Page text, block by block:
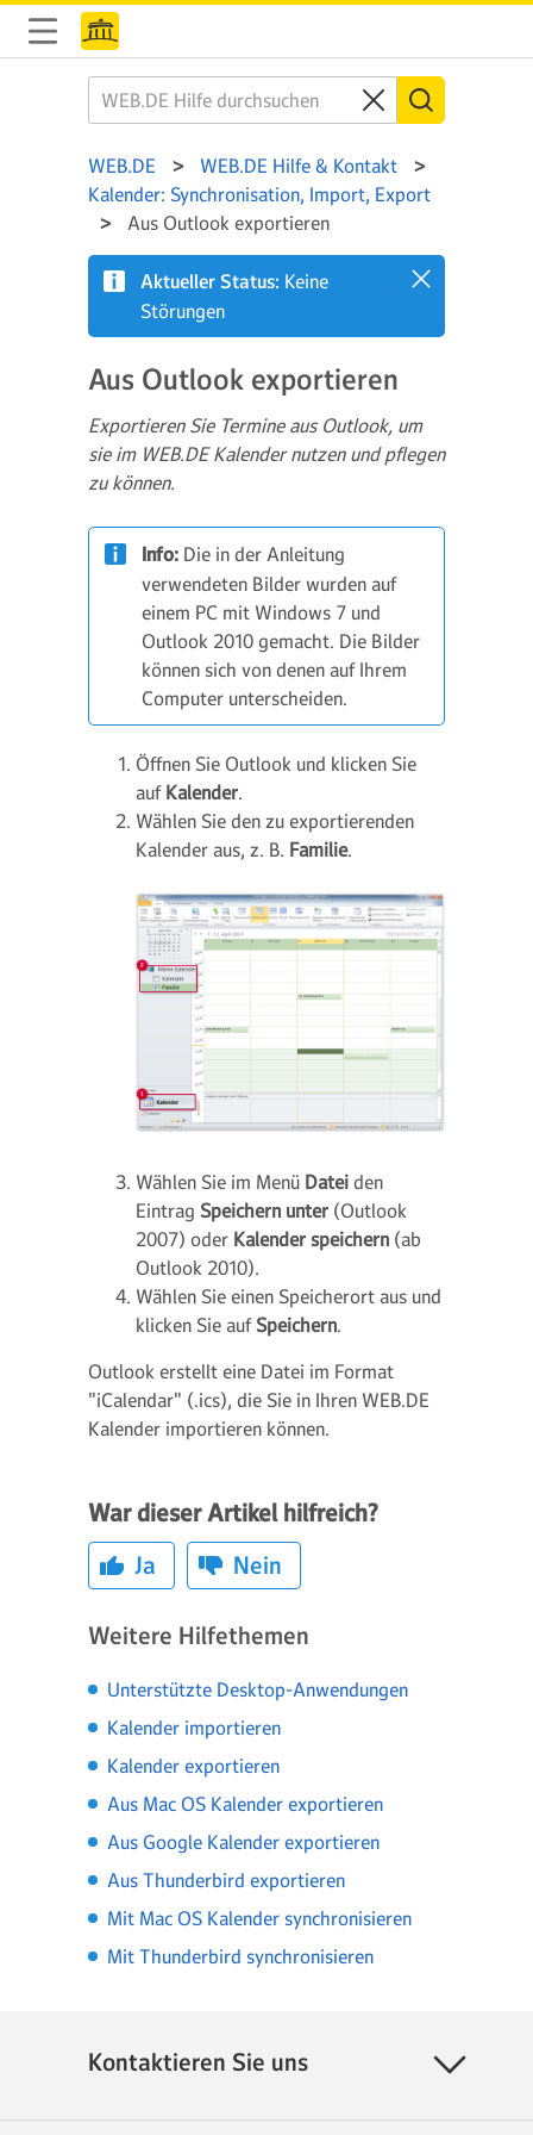
WEB.DE
WEB.DE Hilfe & Kontakt
Kalender: Synchronisation, Import, Export
Aus Outlook exportieren
Aktueller Status: Keine
Störungen
Aus Outlook exportieren
Exportieren Sie Termine aus Outlook, um
sie im WEB.DE Kalender nutzen und pflegen
zu können.
Info: Die in der Anleitung
verwendeten Bilder wurden auf
einem PC mit Windows 7 und
Outlook 2010 gemacht. Die Bilder
können sich von denen auf Ihrem
Computer unterscheiden.
Öffnen Sie Outlook und klicken Sie
auf Kalender.
Wählen Sie den zu exportierenden
Kalender aus, z. B. Familie.
Wählen Sie im Menü Datei den
Eintrag Speichern unter (Outlook
2007) oder Kalender speichern (ab
Outlook 2010).
Wählen Sie einen Speicherort aus und
klicken Sie auf Speichern.
Outlook erstellt eine Datei im Format
"iCalendar" (.ics), die Sie in Ihren WEB.DE
Kalender importieren können.
War dieser Artikel hilfreich?
Ja
Nein
Weitere Hilfethemen
Unterstützte Desktop-Anwendungen
Kalender importieren
Kalender exportieren
Aus Mac OS Kalender exportieren
Aus Google Kalender exportieren
Aus Thunderbird exportieren
Mit Mac OS Kalender synchronisieren
Mit Thunderbird synchronisieren
Kontaktieren Sie uns